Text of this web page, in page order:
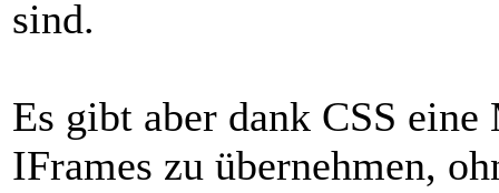
sind.
Es gibt aber dank CSS
IFrames zu übernehmen,